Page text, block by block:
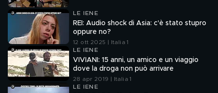
LE IENE
REI: Audio shock di Asia: c'è stato stupro
oppure no?
12 ott 2025 | Italia 1
LE IENE
VIVIANI: 15 anni, un amico e un viaggio
dove la droga non può arrivare
28 apr 2019 | Italia 1
LE IENE